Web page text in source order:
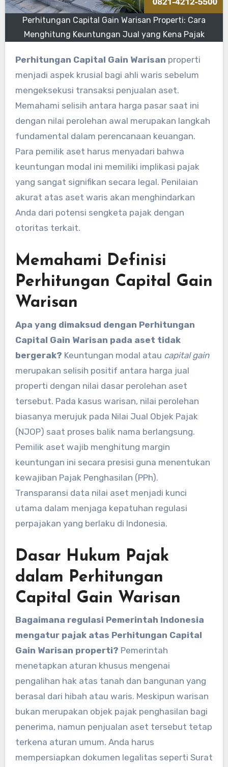
Perhitungan Capital Gain Warisan Properti: Cara
Menghitung Keuntungan Jual yang Kena Pajak
Perhitungan Capital Gain Warisan properti
menjadi aspek krusial bagi ahli waris sebelum
mengeksekusi transaksi penjualan aset.
Memahami selisih antara harga pasar saat ini
dengan nilai perolehan awal merupakan langkah
fundamental dalam perencanaan keuangan.
Para pemilik aset harus menyadari bahwa
keuntungan modal ini memiliki implikasi pajak
yang sangat signifikan secara legal. Penilaian
akurat atas aset waris akan menghindarkan
Anda dari potensi sengketa pajak dengan
otoritas terkait.
Memahami Definisi
Perhitungan Capital Gain
Warisan
Apa yang dimaksud dengan Perhitungan
Capital Gain Warisan pada aset tidak
bergerak? Keuntungan modal atau capital gain
merupakan selisih positif antara harga jual
properti dengan nilai dasar perolehan aset
tersebut. Pada kasus warisan, nilai perolehan
biasanya merujuk pada Nilai Jual Objek Pajak
(NJOP) saat proses balik nama berlangsung.
Pemilik aset wajib menghitung margin
keuntungan ini secara presisi guna menentukan
kewajiban Pajak Penghasilan (PPh).
Transparansi data nilai aset menjadi kunci
utama dalam menjaga kepatuhan regulasi
perpajakan yang berlaku di Indonesia.
Dasar Hukum Pajak
dalam Perhitungan
Capital Gain Warisan
Bagaimana regulasi Pemerintah Indonesia
mengatur pajak atas Perhitungan Capital
Gain Warisan properti? Pemerintah
menetapkan aturan khusus mengenai
pengalihan hak atas tanah dan bangunan yang
berasal dari hibah atau waris. Meskipun warisan
bukan merupakan objek pajak penghasilan bagi
penerima, namun penjualan aset tersebut tetap
terkena aturan umum. Anda harus
mempersiapkan dokumen legalitas seperti Surat